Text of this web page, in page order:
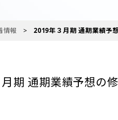
情報 2019年３月期 通期業績予
期 通期業績予想の